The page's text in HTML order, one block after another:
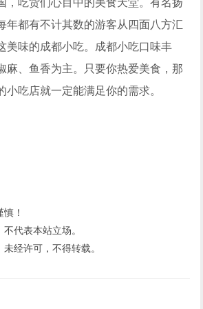
，吃货们心目中的美食天堂。有名扬
年都有不计其数的游客从四面八方汇
美味的成都小吃。成都小吃口味丰
麻、鱼香为主。只要你热爱美食，那
小吃店就一定能满足你的需求。
！
代表本站立场。
经许可，不得转载。